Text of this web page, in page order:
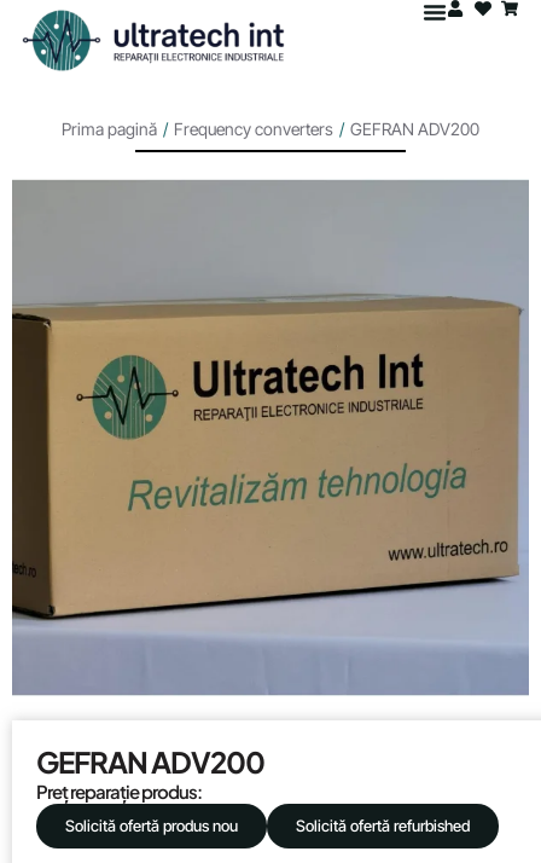
Prima pagină / Frequency converters / GEFRAN ADV200
GEFRAN ADV200
Preț reparație produs:
Solicită ofertă produs nou Solicită ofertă refurbished